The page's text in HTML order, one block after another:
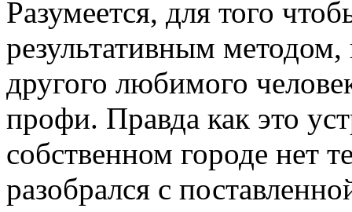
Разумеется, для того
результативным
другого любимого
профи. Правда как это
собственном городе нет
разобрался с